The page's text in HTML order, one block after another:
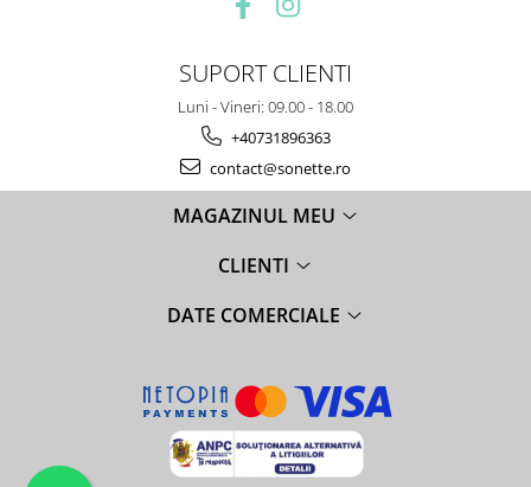
SUPORT CLIENTI
Luni - Vineri: 09.00 - 18.00
+40731896363
contact@sonette.ro
MAGAZINUL MEU
CLIENTI
DATE COMERCIALE